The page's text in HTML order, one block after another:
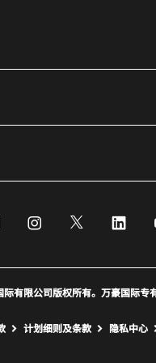
FacebookInstagramTwitter
有限公司版权所有。万豪国际专
计划细则及条款 隐私中心